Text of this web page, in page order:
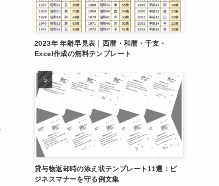
2023年 年齢早見表｜西暦・和暦・干支・
Excel作成の無料テンプレート
貸与物返却時の添え状テンプレート11選：ビ
ジネスマナーを守る例文集